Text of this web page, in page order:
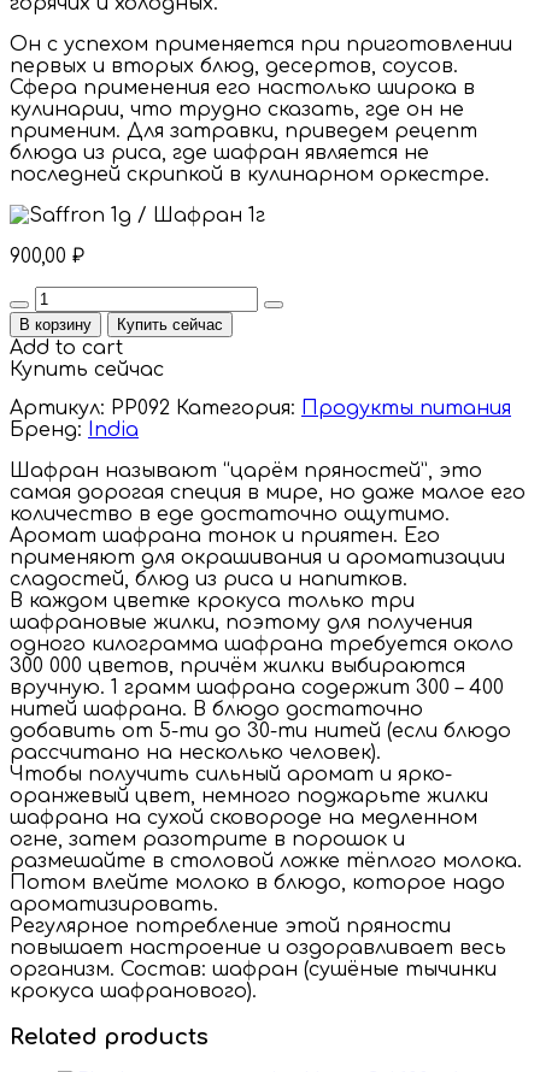
Он с успехом применяется при приготовлении
первых и вторых блюд, десертов, соусов.
Сфера применения его настолько широка в
кулинарии, что трудно сказать, где он не
применим. Для затравки, приведем рецепт
блюда из риса, где шафран является не
последней скрипкой в кулинарном оркестре.
900,00 ₽
Quantity
В корзину Купить сейчас
Add to cart
Купить сейчас
Артикул: PP092 Категория: Продукты питания
Бренд: India
Шафран называют “царём пряностей”, это
самая дорогая специя в мире, но даже малое его
количество в еде достаточно ощутимо.
Аромат шафрана тонок и приятен. Его
применяют для окрашивания и ароматизации
сладостей, блюд из риса и напитков.
В каждом цветке крокуса только три
шафрановые жилки, поэтому для получения
одного килограмма шафрана требуется около
300 000 цветов, причём жилки выбираются
вручную. 1 грамм шафрана содержит 300 – 400
нитей шафрана. В блюдо достаточно
добавить от 5-ти до 30-ти нитей (если блюдо
рассчитано на несколько человек).
Чтобы получить сильный аромат и ярко-
оранжевый цвет, немного поджарьте жилки
шафрана на сухой сковороде на медленном
огне, затем разотрите в порошок и
размешайте в столовой ложке тёплого молока.
Потом влейте молоко в блюдо, которое надо
ароматизировать.
Регулярное потребление этой пряности
повышает настроение и оздоравливает весь
организм. Состав: шафран (сушёные тычинки
крокуса шафранового).
Related products